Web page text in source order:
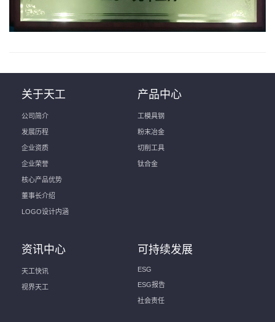
关于天工
公司简介
发展历程
企业资质
企业荣誉
核心产品优势
董事长介绍
LOGO设计内涵
产品中心
工模具钢
粉末冶金
切削工具
钛合金
资讯中心
天工快讯
视界天工
可持续发展
ESG
ESG报告
社会责任